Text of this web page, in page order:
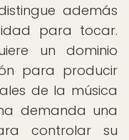
además
para tocar.
un dominio
para producir
de la música
demanda una
controlar su